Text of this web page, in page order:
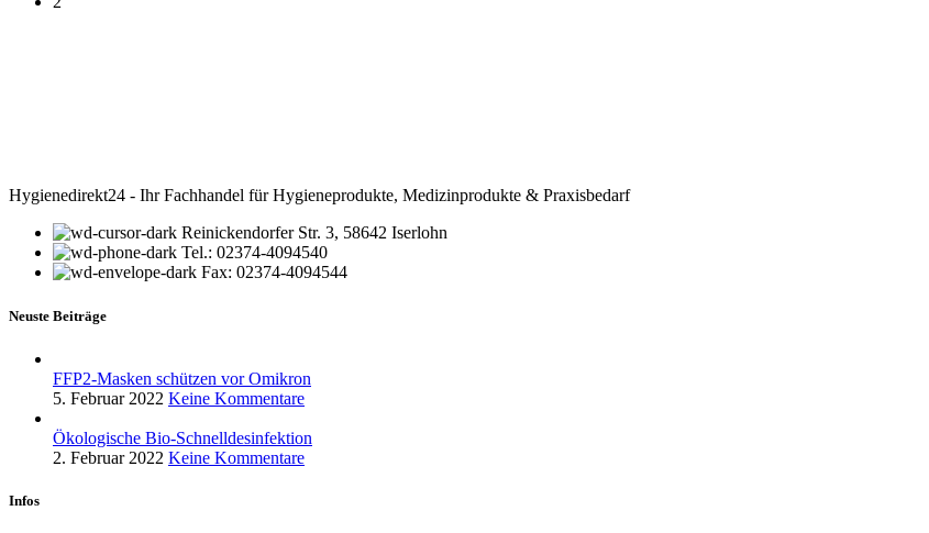
Hygienedirekt24 - Ihr Fachhandel für Hygieneprodukte, Medizinprodukte & Praxisbedarf
Reinickendorfer Str. 3, 58642 Iserlohn
Tel.: 02374-4094540
Fax: 02374-4094544
Neuste Beiträge
FFP2-Masken schützen vor Omikron
5. Februar 2022 Keine Kommentare
Ökologische Bio-Schnelldesinfektion
2. Februar 2022 Keine Kommentare
Infos